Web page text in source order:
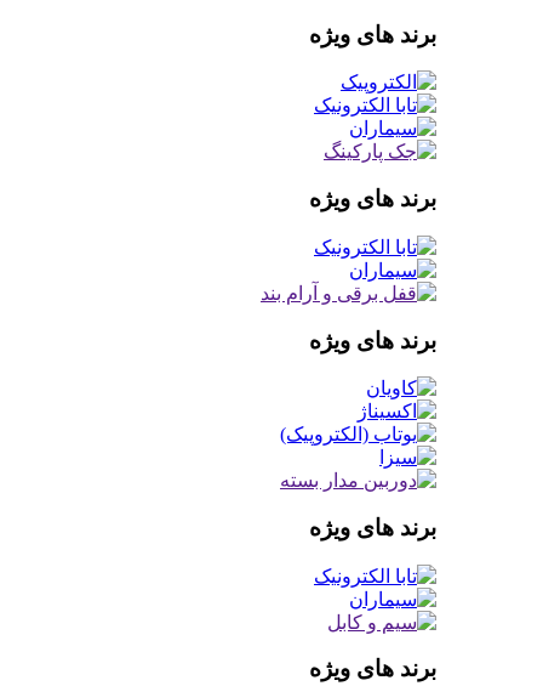
برند های ویژه
برند های ویژه
برند های ویژه
برند های ویژه
برند های ویژه